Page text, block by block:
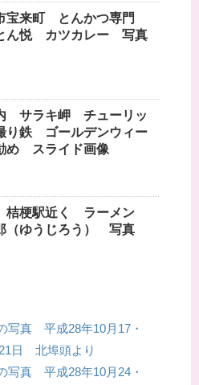
宝来町 とんかつ専門
ん悦 カツカレー 写真
サラキ岬 チューリッ
り鉄 ゴールデンウィー
め スライド画像
梗駅近く ラーメン
（ゆうじろう） 写真
写真 平成28年10月17・
日 北埠頭より
写真 平成28年10月24・